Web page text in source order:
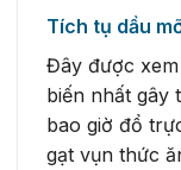
Tích tụ dầu
Đây được
biến nhất gây
bao giờ đổ
gạt vụn thức